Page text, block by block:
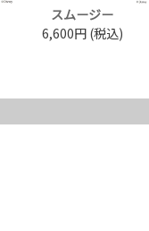
スムージー
6,600円 (税込)